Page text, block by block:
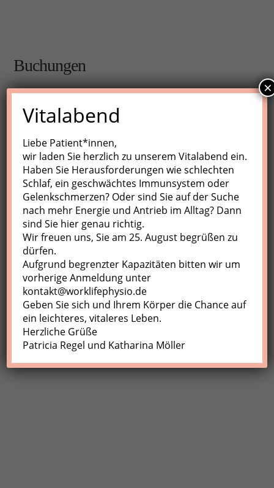
Buchungen
Buchungen sind für diese Veranstaltung nicht mehr
möglich.
Nächste Kurse
Keine Veranstaltungen
Profil
Meine Buchungen
Abmelden
Vitalabend
Liebe Patient*innen,
wir laden Sie herzlich zu unserem Vitalabend ein.
Haben Sie Herausforderungen wie schlechten
Schlaf, ein geschwächtes Immunsystem oder
Gelenkschmerzen? Oder sind Sie auf der Suche
nach mehr Energie und Antrieb im Alltag? Dann
sind Sie hier genau richtig.
Wir freuen uns, Sie am 25. August begrüßen zu
dürfen.
Aufgrund begrenzter Kapazitäten bitten wir um
vorherige Anmeldung unter
kontakt@worklifephysio.de
Geben Sie sich und Ihrem Körper die Chance auf
ein leichteres, vitaleres Leben.
Herzliche Grüße
Patricia Regel und Katharina Möller
×